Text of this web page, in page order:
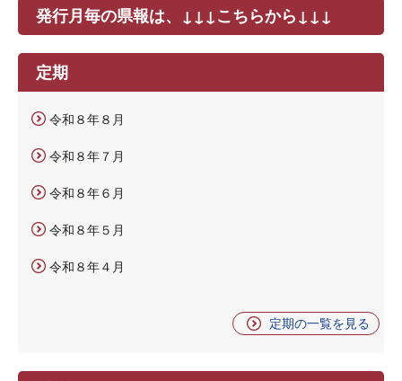
発行月毎の県報は、↓↓↓こちらから↓↓↓
定期
令和８年８月
令和８年７月
令和８年６月
令和８年５月
令和８年４月
定期の一覧を見る